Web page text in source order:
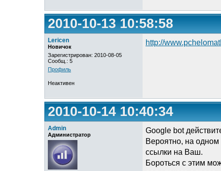
2010-10-13 10:58:58
Lericen
Новичок
Зарегистрирован: 2010-08-05
Сообщ.: 5
Профиль
http://
Неактивен
2010-10-14 10:40:34
Admin
Администратор
Google bot
Вероятно, на
ссылки на Ваш.
Бороться с этим